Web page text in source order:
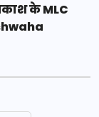
के MLC